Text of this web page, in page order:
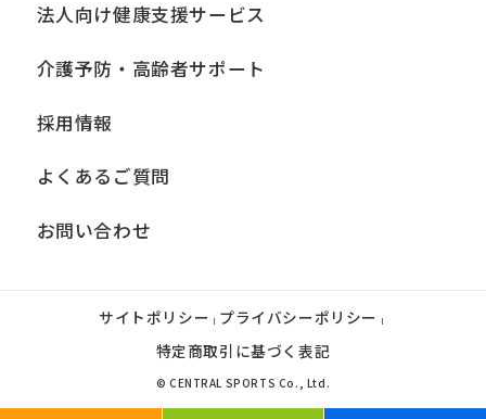
法人向け健康支援サービス
介護予防・高齢者サポート
採用情報
よくあるご質問
お問い合わせ
サイトポリシー | プライバシーポリシー |
特定商取引に基づく表記
© CENTRAL SPORTS Co., Ltd.